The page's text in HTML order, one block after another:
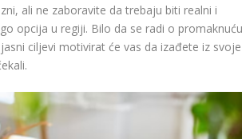
ali ne zaboravite da trebaju biti realni i
opcija u regiji. Bilo da se radi o
ciljevi motivirat će vas da izađete iz svoje